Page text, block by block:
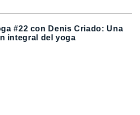
#22 con Denis Criado: Una
integral del yoga